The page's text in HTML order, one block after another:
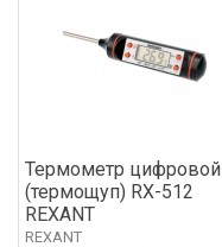
Термометр цифровой
(термощуп) RX-512
REXANT
REXANT